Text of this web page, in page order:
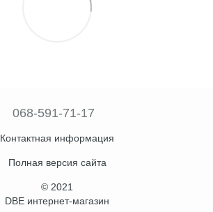
068-591-71-17
Контактная информация
Полная версия сайта
© 2021
DBE интернет-магазин